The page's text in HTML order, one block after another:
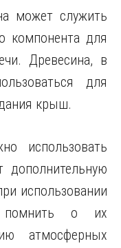
может служить
компонента для
Древесина, в
для
крыш.
использовать
дополнительную
использовании
помнить о их
атмосферных